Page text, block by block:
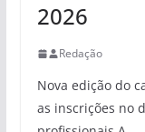
2026
Redação
Nova edição do
as inscrições no